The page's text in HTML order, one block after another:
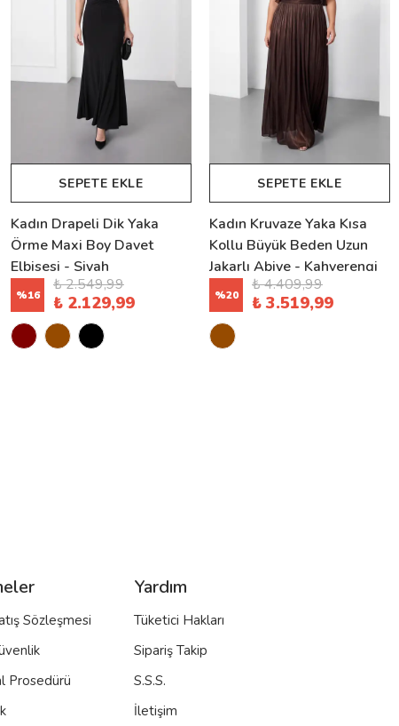
SEPETE EKLE
Kadın Drapeli Dik Yaka
Örme Maxi Boy Davet
Elbisesi - Siyah
%16
₺ 2.549,99
₺ 2.129,99
SEPETE EKLE
Kadın Kruvaze Yaka Kısa
Kollu Büyük Beden Uzun
Jakarlı Abiye - Kahverengi
%20
₺ 4.409,99
₺ 3.519,99
Sözleşmesi
Prosedürü
Yardım
Tüketici Hakları
Sipariş Takip
S.S.S.
İletişim